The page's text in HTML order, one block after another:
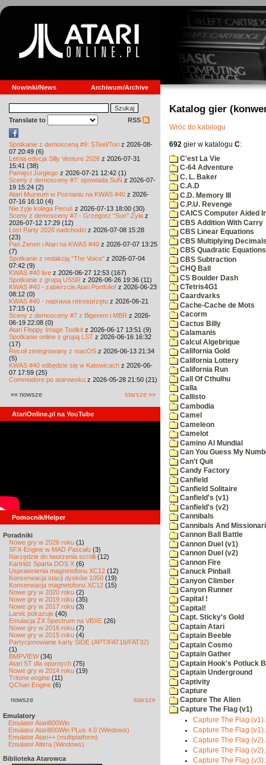
Nowinki/News Archiwum/Archive
Translate to RSS
Spotkanie z demosceną #9: STeel/Tori z 2026-08-
07 20:49 (6)
Letnia edycja Silly Venture 2026 z 2026-07-31
15:41 (38)
Pamięci Jurgiego z 2026-07-21 12:42 (1)
Sceny z demosceny #7: opowiada SuN z 2026-07-
19 15:24 (2)
Atari Muzeum w Poznaniu na KWAS #40 z 2026-
07-16 16:10 (4)
Nie żyje kolega Pecuś z 2026-07-13 18:00 (30)
Sceny z demosceny #7 - Grzegorz "Sun" Żyła z
2026-07-12 17:29 (12)
Lost Party 2026 nadchodzi z 2026-07-08 15:28
(23)
Pan Zenon i Atari na KWAS #40 z 2026-07-07 13:25
(7)
Spotkanie z redakcją "The Voice" z 2026-07-04
07:42 (9)
KWAS #40 live z 2026-06-27 12:53 (167)
Spotkanie z grupą USSR z 2026-06-26 19:36 (11)
KWAS #40 - zabierzcie Atari Portfolio! z 2026-06-23
08:12 (0)
KWAS #40 - naprawa retrosprzętu z 2026-06-21
17:15 (1)
Sceny z demosceny #7 z Bigerem i MBR z 2026-
06-19 22:08 (0)
Atari Floppy Image Toolkit z 2026-06-17 13:51 (9)
Spotkanie online z grupą LST z 2026-06-16 16:32
(17)
Recoil zintegrowany z macOS z 2026-06-13 21:34
(5)
KWAS #40 odbędzie się w Katowicach z 2026-06-
07 17:59 (25)
Commodore po atarowsku z 2026-05-28 21:50 (21)
«« nowsze starsze »»
AtariOnline.pl na YouTube
Pomocnik/Helper
Poradniki
Nowe gry w 2026 roku (1)
SFX-Engine w MAD Pascalu (3)
Narzędzie do tworzenia scrolli (12)
Kartridż Sparta DOS X (6)
Usprawnienia magnetofonu XC12 (12)
Konserwacja stacji dysków 1050 (19)
Konserwacja magnetofonu XC12 (15)
Nowe gry w 2020 roku (2)
Nowe gry w 2019 roku (35)
Nowe gry w 2017 roku (3)
Larek pokazuje (40)
Emulacja ZX Spectrum na VBXE (26)
Nowe gry w 2016 roku (7)
Nowe gry w 2015 roku (4)
Partycjonowanie karty SIDE (APT/FAT16/FAT32)
(1)
BMPVIEW(34)
Atari ST dla opornych (75)
Nowe gry w 2014 roku (19)
Tritone engine (11)
QChan Engine (6)
nowsze starsze
Emulatory
Emulator Atari800Win
Emulator Atari800Win PLus 4.0 (Windows)
Emulator Atari++ (multiplatform)
Emulator Altirra (Windows)
Biblioteka Atarowca
Katalog gier
Wróc do katalogu
692 gier w katalogu C:
C'est La Vie
C-64 Adventure
C. L. Baker
C.A.D
C.D. Memory III
C.P.U. Revenge
CAICS Computer Aided
CBS Addition With Carry
CBS Linear Equations
CBS Multiplying
CBS Quadratic Equations
CBS Subtraction
CHQ Ball
CS Boulder Dash
CTetris4G1
Caardvarks
Cache-Cache de Mots
Cacorm
Cactus Billy
Calamanis
Calcul Algebrique
California Gold
California Lottery
California Run
Call Of Cthulhu
Calla
Callisto
Cambodia
Camel
Cameleon
Camelot
Camino Al Mundial
Can You Guess My
Can't Quit
Candy Factory
Canfield
Canfield Solitaire
Canfield's (v1)
Canfield's (v2)
Cannibals
Cannibals And
Cannon Ball Battle
Cannon Duel (v1)
Cannon Duel (v2)
Cannon Fire
Canuck Pinball
Canyon Climber
Canyon Runner
Capital !
Capital!
Capt. Sticky's Gold
Captain Atari
Captain Beeble
Captain Cosmo
Captain Gather
Captain Hook's Potluck
Captain Underground
Captivity
Capture
Capture The Alien
Capture The Flag (v1)
Capture The Flag
Capture The Flag
Capture The Flag
Capture The Flag
Capture The Flag